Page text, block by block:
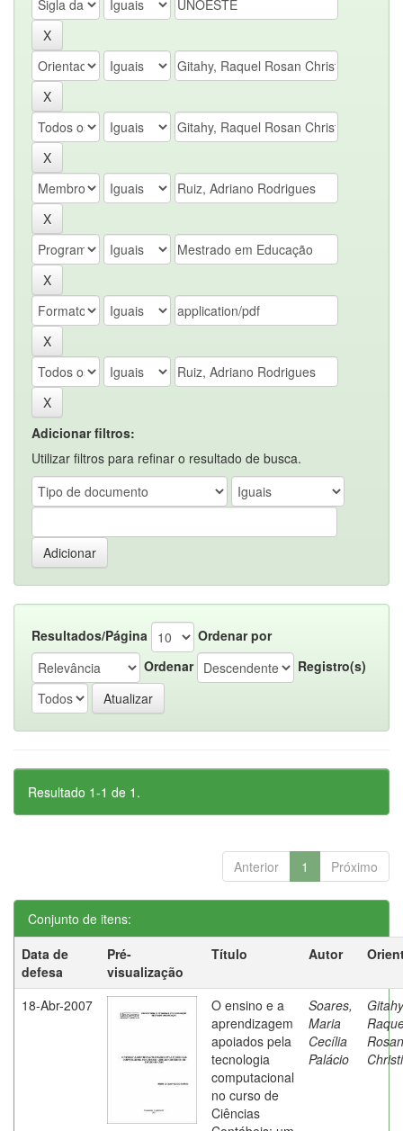
Adicionar filtros:
Utilizar filtros para refinar o resultado de busca.
Resultados/Página
Ordenar por
Ordenar
Registro(s)
Resultado 1-1 de 1.
Anterior 1 Próximo
Conjunto de itens:
Data de
defesa
Pré-
visualização
Título Autor
18-Abr-2007
O ensino e a
aprendizagem
apoiados pela
tecnologia
computacional
no curso de
Ciências
Soares,
Maria
Cecília
Palácio
Rosan